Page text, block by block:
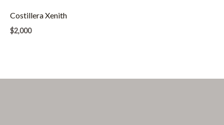
Costillera Xenith
$2,000